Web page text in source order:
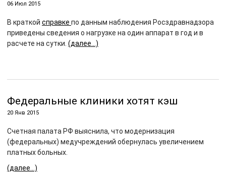
06 Июл 2015
В краткой справке по данным наблюдения Росздравнадзора
приведены сведения о нагрузке на один аппарат в год и в
расчете на сутки. (далее…)
Федеральные клиники хотят кэш
20 Янв 2015
Счетная палата РФ выяснила, что модернизация
(федеральных) медучреждений обернулась увеличением
платных больных.
(далее…)